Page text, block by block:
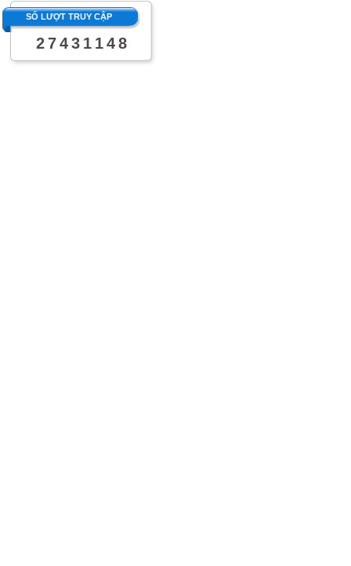
SỐ LƯỢT TRUY CẬP
2 7 4 3 1 1 4 8